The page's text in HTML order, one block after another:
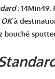
: 14Min49.
à
bouché